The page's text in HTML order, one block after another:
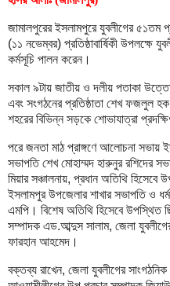
জামালপুরের ইসলামপুরে যুবলীগের ৫১তম
(১১ নভেম্বর) প্রতিষ্ঠাবার্ষিকী উপলক্ষে
কর্মসূচি পালন করেন।
সকাল ৯টায় জাতীয় ও দলীয় পতাকা
এবং সংগঠনের প্রতিষ্ঠাতা শেখ ফজলুল
শহরের বিভিন্ন সড়কে শোভাযাত্রা
পরে জনতা মাঠ প্রাঙ্গণে আলোচনা সভায়
সভাপতি শেখ মোহাম্মদ হারুনুর রশিদের
মিয়ার সঞ্চালনায়, প্রধান অতিথি হিসেবে
ইসলামপুর উপজেলার শাখার সভাপতি ও
এমপি। বিশেষ অতিথি হিসেবে উপস্থিত
সম্পাদক এড.আব্দুস সালাম, জেলা
ফারহান আহমেদ।
বক্তব্য রাখেন, জেলা যুবলীগের